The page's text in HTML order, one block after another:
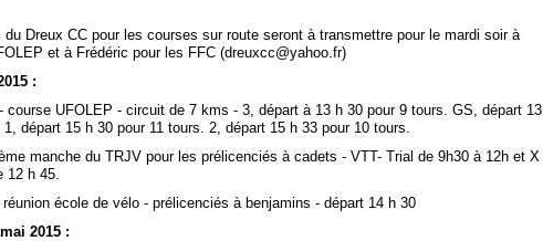
du Dreux CC pour les courses sur route seront à transmettre pour le mardi soir à
et à Frédéric pour les FFC (dreuxcc@yahoo.fr)
:
course UFOLEP - circuit de 7 kms - 3, départ à 13 h 30 pour 9 tours. GS, départ 13
1, départ 15 h 30 pour 11 tours. 2, départ 15 h 33 pour 10 tours.
manche du TRJV pour les prélicenciés à cadets - VTT- Trial de 9h30 à 12h et X
12 h 45.
réunion école de vélo - prélicenciés à benjamins - départ 14 h 30
2015 :